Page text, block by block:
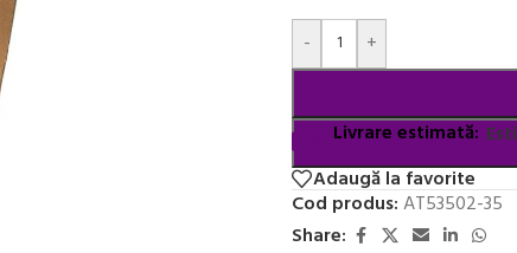
-
+
Alternative:
Livrare estimată:
Adaugă la favorite
Cod produs:AT53502-35
Share: